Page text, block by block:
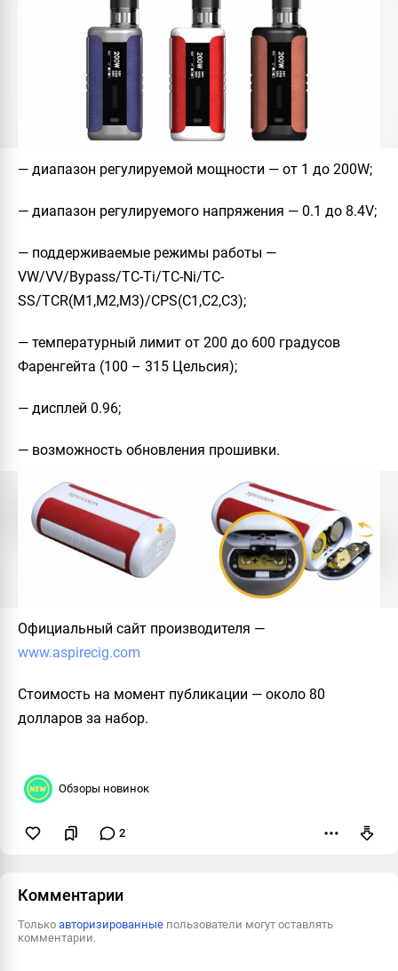
— диапазон регулируемой мощности — от 1 до 200W;
— диапазон регулируемого напряжения — 0.1 до 8.4V;
— поддерживаемые режимы работы —
VW/VV/Bypass/TC-Ti/TC-Ni/TC-
SS/TCR(M1,M2,M3)/CPS(C1,C2,C3);
— температурный лимит от 200 до 600 градусов
Фаренгейта (100 – 315 Цельсия);
— дисплей 0.96;
— возможность обновления прошивки.
Официальный сайт производителя —
www.aspirecig.com
Стоимость на момент публикации — около 80
долларов за набор.
Обзоры новинок
2
Комментарии
Только авторизированные пользователи могут оставлять
комментарии.